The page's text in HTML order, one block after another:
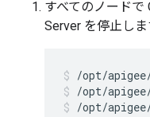
すべてのノード
Server を停止しま
/opt/
/opt/